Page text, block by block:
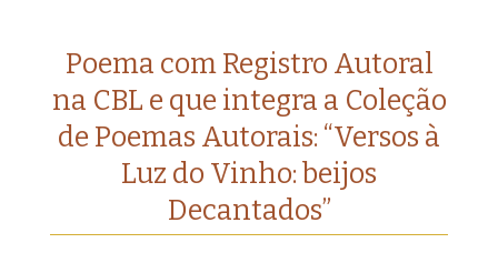
Poema com Registro Autoral
na CBL e que integra a Coleção
de Poemas Autorais: “Versos à
Luz do Vinho: beijos
Decantados”